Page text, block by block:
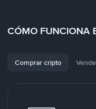
CÓMO FUNCIONA
Comprar cripto